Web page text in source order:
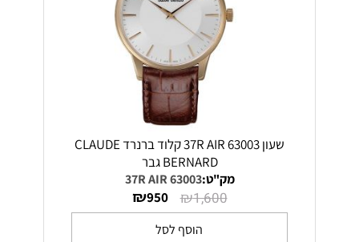
שעון 63003 37R AIR קלוד ברנרד CLAUDE
BERNARD גבר
מק"ט:63003 37R AIR
₪1,600
₪950
הוסף לסל